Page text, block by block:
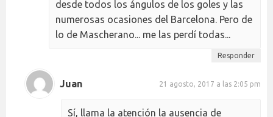
desde todos los ángulos de los goles y las
numerosas ocasiones del Barcelona. Pero de
lo de Mascherano... me las perdí todas...
Responder
Juan 21 agosto, 2017 a las 2:05 pm
Sí, llama la atención la ausencia de